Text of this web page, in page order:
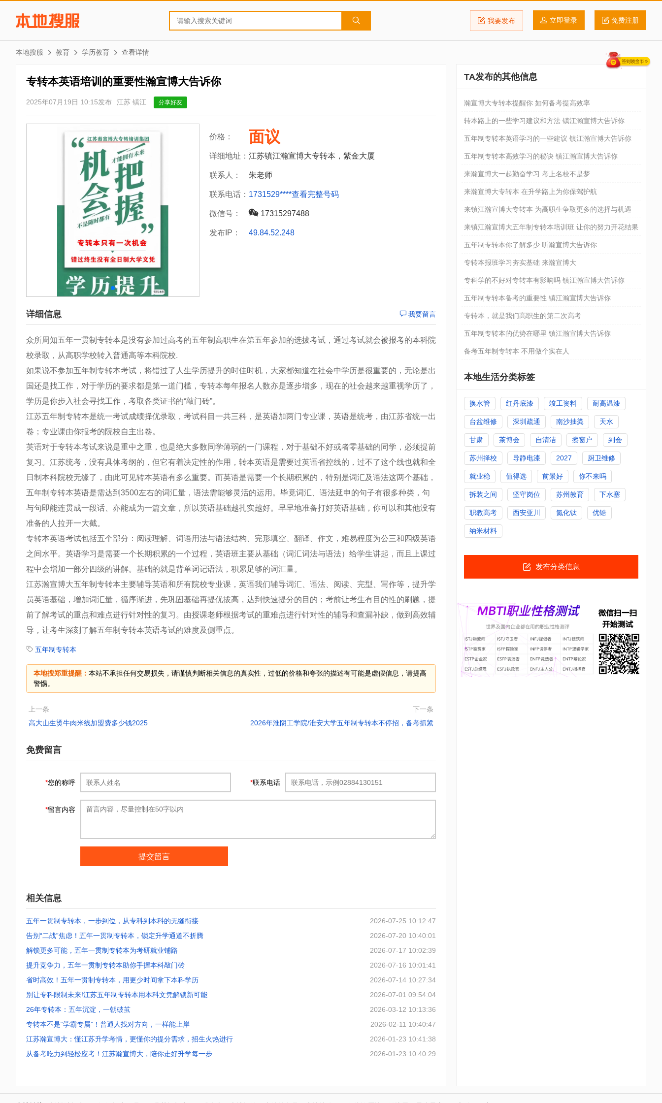
我要发布 立即登录 免费注册
本地搜服 教育 学历教育 查看详情
专转本英语培训的重要性瀚宣博大告诉你
2025年07月19日 10:15发布 江苏 镇江 分享好友
价格： 面议
详细地址： 江苏镇江瀚宣博大专转本，紫金大厦
联系人： 朱老师
联系电话： 1731529****查看完整号码
微信号： 17315297488
发布IP： 49.84.52.248
详细信息 我要留言
众所周知五年一贯制专转本是没有参加过高考的五年制高职生在第五年参加的选拔考试，通过考试就会被报考的本科院
校录取，从高职学校转入普通高等本科院校.
如果说不参加五年制专转本考试，将错过了人生学历提升的时佳时机，大家都知道在社会中学历是很重要的，无论是出
国还是找工作，对于学历的要求都是第一道门槛，专转本每年报名人数亦是逐步增多，现在的社会越来越重视学历了，
学历是你步入社会寻找工作，考取各类证书的“敲门砖”。
江苏五年制专转本是统一考试成绩择优录取，考试科目一共三科，是英语加两门专业课，英语是统考，由江苏省统一出
卷；专业课由你报考的院校自主出卷。
英语对于专转本考试来说是重中之重，也是绝大多数同学薄弱的一门课程，对于基础不好或者零基础的同学，必须提前
复习。江苏统考，没有具体考纲的，但它有着决定性的作用，转本英语是需要过英语省控线的，过不了这个线也就和全
日制本科院校无缘了，由此可见转本英语有多么重要。而英语是需要一个长期积累的，特别是词汇及语法这两个基础，
五年制专转本英语是需达到3500左右的词汇量，语法需能够灵活的运用。毕竟词汇、语法延申的句子有很多种类，句
与句即能连贯成一段话、亦能成为一篇文章，所以英语基础越扎实越好。早早地准备打好英语基础，你可以和其他没有
准备的人拉开一大截。
专转本英语考试包括五个部分：阅读理解、词语用法与语法结构、完形填空、翻译、作文，难易程度为公三和四级英语
之间水平。英语学习是需要一个长期积累的一个过程，英语班主要从基础（词汇词法与语法）给学生讲起，而且上课过
程中会增加一部分四级的讲解。基础的就是背单词记语法，积累足够的词汇量。
江苏瀚宣博大五年制专转本主要辅导英语和所有院校专业课，英语我们辅导词汇、语法、阅读、完型、写作等，提升学
员英语基础，增加词汇量，循序渐进，先巩固基础再提优拔高，达到快速提分的目的；考前让考生有目的性的刷题，提
前了解考试的重点和难点进行针对性的复习。由授课老师根据考试的重难点进行针对性的辅导和查漏补缺，做到高效辅
导，让考生深刻了解五年制专转本英语考试的难度及侧重点。
五年制专转本
本地搜郑重提醒： 本站不承担任何交易损失，请谨慎判断相关信息的真实性，过低的价格和夸张的描述有可能是虚假信息，请提高
警惕。
上一条
高大山生烫牛肉米线加盟费多少钱2025
下一条
2026年淮阴工学院/淮安大学五年制专转本不停招，备考抓紧
免费留言
*您的称呼 *联系电话
*留言内容
提交留言
相关信息
五年一贯制专转本，一步到位，从专科到本科的无缝衔接
2026-07-25 10:12:47
告别“二战”焦虑！五年一贯制专转本，锁定升学通道不折腾
2026-07-20 10:40:01
解锁更多可能，五年一贯制专转本为考研就业铺路
2026-07-17 10:02:39
提升竞争力，五年一贯制专转本助你手握本科敲门砖
2026-07-16 10:01:41
省时高效！五年一贯制专转本，用更少时间拿下本科学历
2026-07-14 10:27:34
别让专科限制未来!江苏五年制专转本用本科文凭解锁新可能
2026-07-01 09:54:04
26年专转本：五年沉淀，一朝破茧
2026-03-12 10:13:36
专转本不是“学霸专属”！普通人找对方向，一样能上岸
2026-02-11 10:40:47
江苏瀚宣博大：懂江苏升学考情，更懂你的提分需求，招生火热进行
2026-01-23 10:41:38
从备考吃力到轻松应考！江苏瀚宣博大，陪你走好升学每一步
2026-01-23 10:40:29
TA发布的其他信息
瀚宣博大专转本提醒你 如何备考提高效率
转本路上的一些学习建议和方法 镇江瀚宣博大告诉你
五年制专转本英语学习的一些建议 镇江瀚宣博大告诉你
五年制专转本高效学习的秘诀 镇江瀚宣博大告诉你
来瀚宣博大一起勤奋学习 考上名校不是梦
来瀚宣博大专转本 在升学路上为你保驾护航
来镇江瀚宣博大专转本 为高职生争取更多的选择与机遇
来镇江瀚宣博大五年制专转本培训班 让你的努力开花结果
五年制专转本你了解多少 听瀚宣博大告诉你
专转本报班学习夯实基础 来瀚宣博大
专科学的不好对专转本有影响吗 镇江瀚宣博大告诉你
五年制专转本备考的重要性 镇江瀚宣博大告诉你
专转本，就是我们高职生的第二次高考
五年制专转本的优势在哪里 镇江瀚宣博大告诉你
备考五年制专转本 不用做个实在人
本地生活分类标签
换水管 红丹底漆 竣工资料 耐高温漆
台盆维修 深圳疏通 南沙抽粪 天水
甘肃 茶博会 自清洁 擦窗户 到会
苏州择校 导静电漆 2027 厨卫维修
就业稳 值得选 前景好 你不来吗
拆装之间 坚守岗位 苏州教育 下水塞
职教高考 西安亚川 氮化钛 优锆
纳米材料
发布分类信息